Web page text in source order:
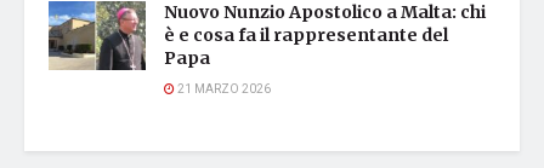
Nuovo Nunzio Apostolico a Malta: chi
è e cosa fa il rappresentante del
Papa
21 MARZO 2026